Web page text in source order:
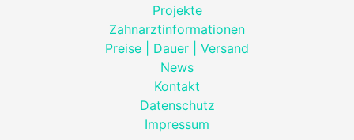
Projekte
Zahnarztinformationen
Preise | Dauer | Versand
News
Kontakt
Datenschutz
Impressum